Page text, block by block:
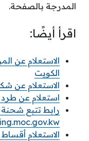
المدرجة بالصفحة.
اقرأ أيضًا:
الاستعلام عن
الكويت
الاستعلام عن
استعلام عن
رابط تتبع شحنة
الاستعلام أقساط